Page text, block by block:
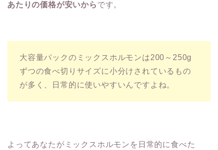
あたりの価格が安いから です。
大容量パックのミックスホルモンは200～250g
ずつの食べ切りサイズに小分けされているもの
が多く、日常的に使いやすいんですよね。
よってあなたがミックスホルモンを日常的に食べた